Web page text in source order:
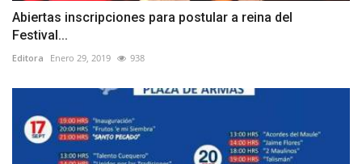
Abiertas inscripciones para postular a reina del
Festival...
Editora Enero 29, 2019 938